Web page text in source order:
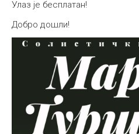
Улаз је бесплатан!
Добро дошли!